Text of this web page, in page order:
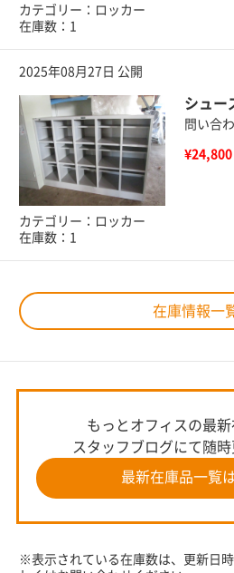
在庫情報一
カテゴリー：ロッカー
在庫数：1
2025年08月27日 公開
シュー
問い合
¥24,800
カテゴリー：ロッカー
在庫数：1
もっとオフィスの最
スタッフブログにて随
最新在庫品一覧
※表示されている在庫数は、更新日